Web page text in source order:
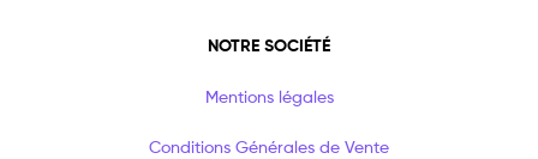
NOTRE SOCIÉTÉ
Mentions légales
Conditions Générales de Vente